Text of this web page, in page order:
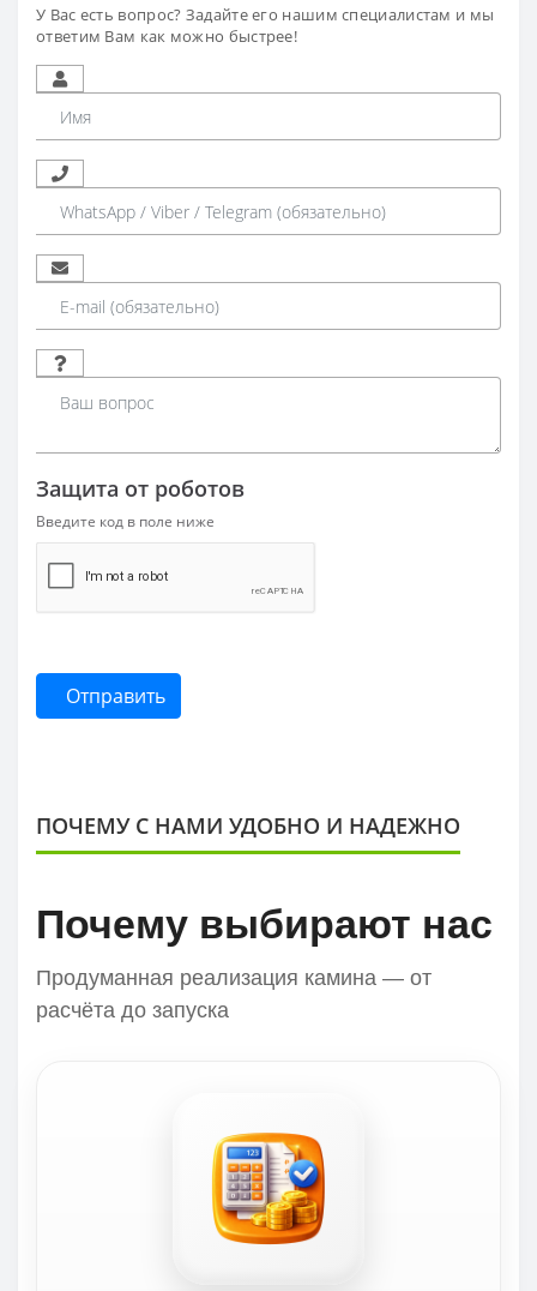
У Вас есть вопрос? Задайте его нашим специалистам и мы
ответим Вам как можно быстрее!
Защита от роботов
Введите код в поле ниже
Отправить
ПОЧЕМУ С НАМИ УДОБНО И НАДЕЖНО
Почему выбирают нас
Продуманная реализация камина — от
расчёта до запуска